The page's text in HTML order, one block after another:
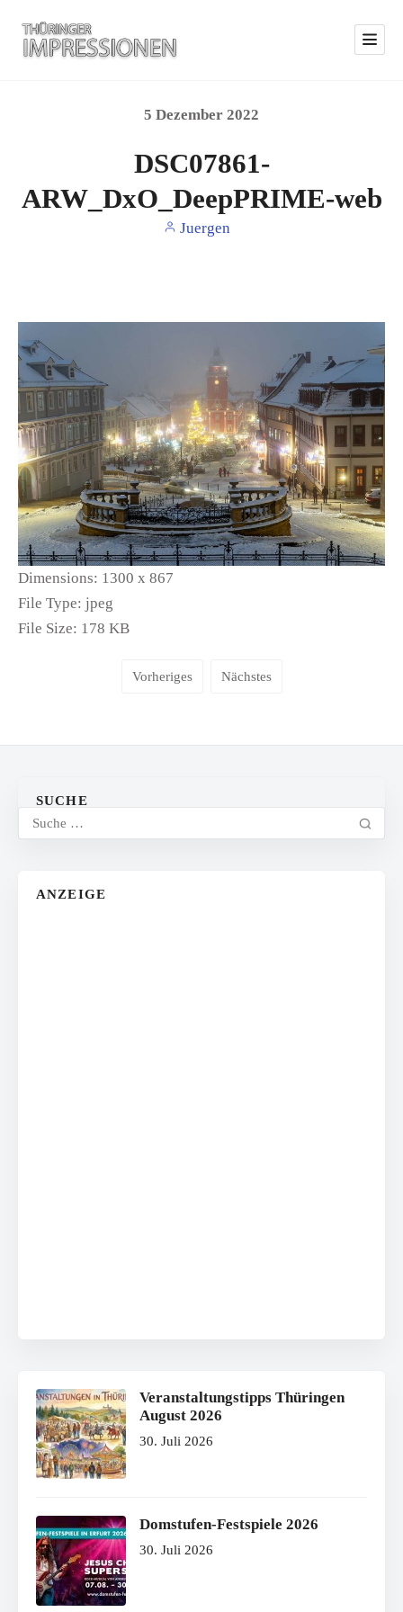
5 Dezember 2022
DSC07861-
ARW_DxO_DeepPRIME-web
Juergen
Dimensions: 1300 x 867
File Type: jpeg
File Size: 178 KB
Vorheriges Nächstes
SUCHE
ANZEIGE
Veranstaltungstipps Thüringen
August 2026
30. Juli 2026
Domstufen-Festspiele 2026
30. Juli 2026